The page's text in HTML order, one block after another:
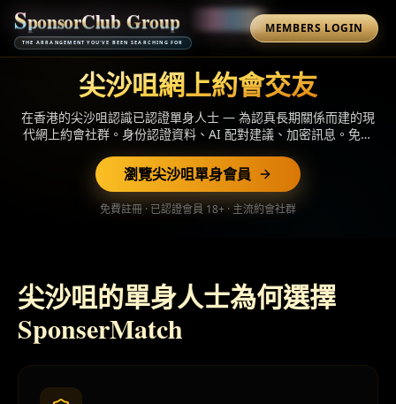
SponsorClub Group
THE ARRANGEMENT YOU'VE BEEN SEARCHING FOR
MEMBERS LOGIN
尖沙咀網上約會交友
在香港的尖沙咀認識已認證單身人士 — 為認真長期關係而建的現
代網上約會社群。身份認證資料、AI 配對建議、加密訊息。免費
瀏覽尖沙咀單身會員
免費註冊 · 已認證會員 18+ · 主流約會社群
尖沙咀的單身人士為何選擇
SponserMatch